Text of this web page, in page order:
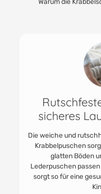
Praktisch &
Die praktischen
immer Anwendung.
Babyturnschuhe.
gerne getragen. Für
zum Toben im